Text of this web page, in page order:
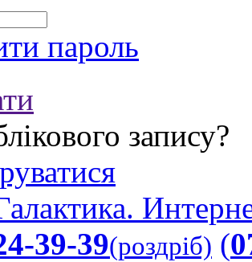
пароль
запису?
39-39(роздріб) (